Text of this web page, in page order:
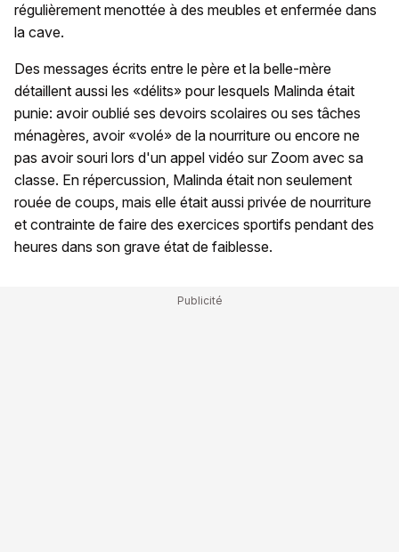
régulièrement menottée à des meubles et enfermée dans
la cave.
Des messages écrits entre le père et la belle-mère
détaillent aussi les «délits» pour lesquels Malinda était
punie: avoir oublié ses devoirs scolaires ou ses tâches
ménagères, avoir «volé» de la nourriture ou encore ne
pas avoir souri lors d'un appel vidéo sur Zoom avec sa
classe. En répercussion, Malinda était non seulement
rouée de coups, mais elle était aussi privée de nourriture
et contrainte de faire des exercices sportifs pendant des
heures dans son grave état de faiblesse.